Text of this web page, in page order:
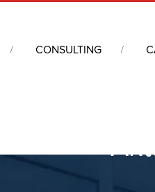
CONSULTING